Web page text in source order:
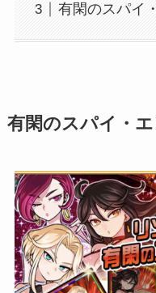
有閑のスパイ
有閑のスパイ・